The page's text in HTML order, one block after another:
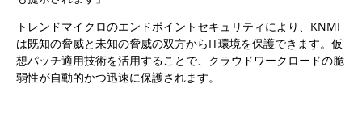
トレンドマイクロのエンドポイントセキュリティにより、KNMI
は既知の脅威と未知の脅威の双方からIT環境を保護できます。仮
想パッチ適用技術を活用することで、クラウドワークロードの脆
弱性が自動的かつ迅速に保護されます。